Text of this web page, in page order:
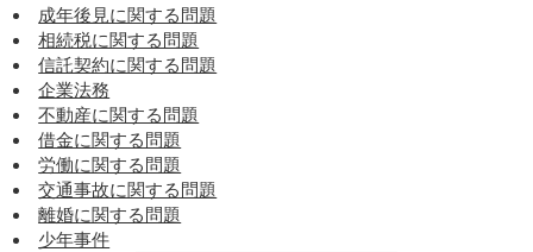
成年後見に関する問題
相続税に関する問題
信託契約に関する問題
企業法務
不動産に関する問題
借金に関する問題
労働に関する問題
交通事故に関する問題
離婚に関する問題
少年事件